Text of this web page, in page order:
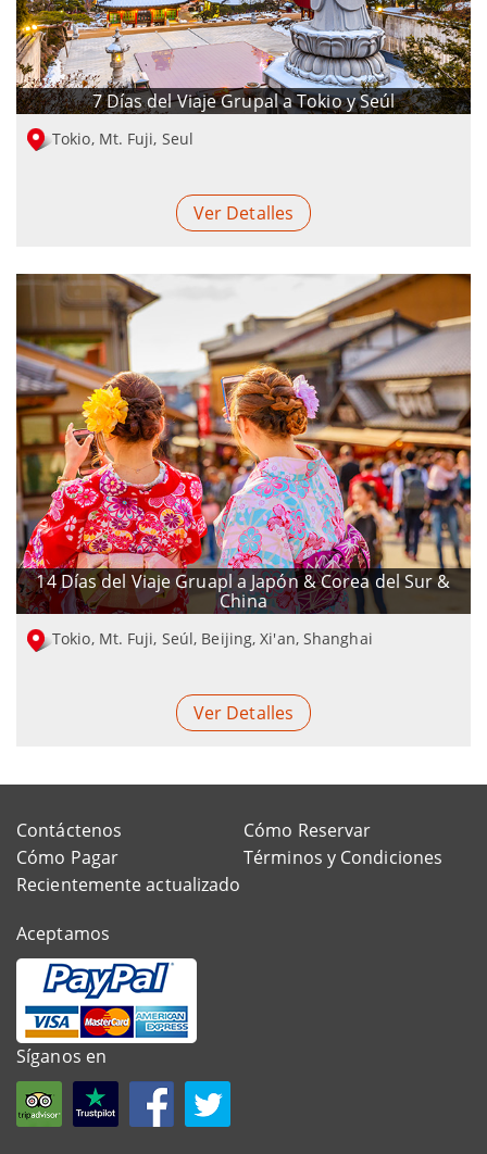
7 Días del Viaje Grupal a Tokio y Seúl
Tokio, Mt. Fuji, Seul
Ver Detalles
14 Días del Viaje Gruapl a Japón & Corea del Sur &
China
Tokio, Mt. Fuji, Seúl, Beijing, Xi'an, Shanghai
Ver Detalles
Contáctenos
Cómo Reservar
Cómo Pagar
Términos y Condiciones
Recientemente actualizado
Aceptamos
Síganos en